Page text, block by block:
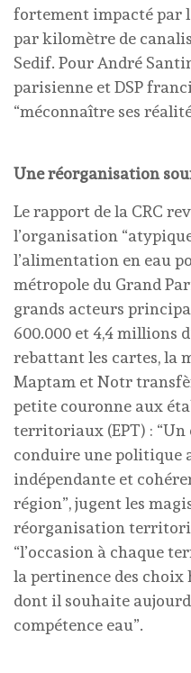
fortement impacté par
par kilomètre de
Sedif. Pour André
parisienne et DSP
“méconnaître ses
Une réorganisation
Le rapport de la CRC
l’organisation
l’alimentation en eau
métropole du Grand
grands acteurs
600.000 et 4,4 millions
rebattant les cartes, la
Maptam et Notr
petite couronne aux
territoriaux (EPT) :
conduire une politique
indépendante et
région”, jugent les
réorganisation
“l’occasion à chaque
la pertinence des
dont il souhaite
compétence eau”.